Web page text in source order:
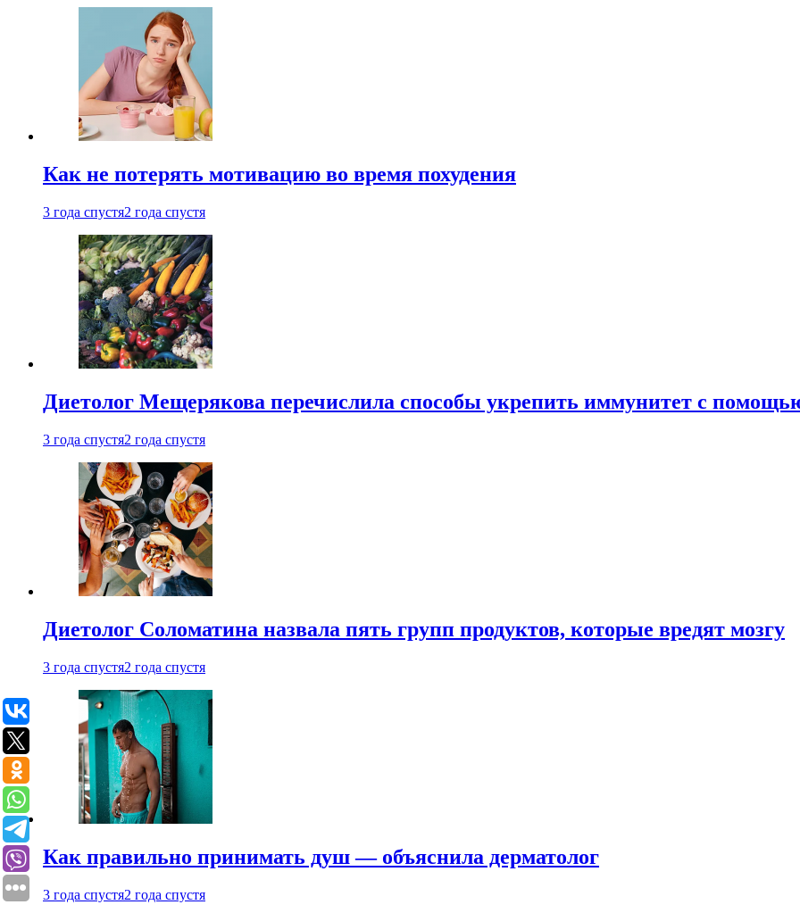
Как не потерять мотивацию во время похудения
3 года спустя2 года спустя
Диетолог Мещерякова перечислила способы укрепить иммунитет с
3 года спустя2 года спустя
Диетолог Соломатина назвала пять групп продуктов, которые вредят мозгу
3 года спустя2 года спустя
Как правильно принимать душ — объяснила дерматолог
3 года спустя2 года спустя